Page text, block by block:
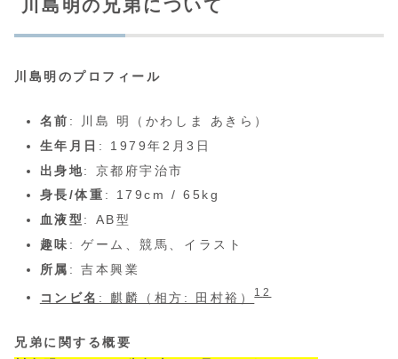
川島明の兄弟について
川島明のプロフィール
名前 : 川島 明（かわしま あきら）
生年月日 : 1979年2月3日
出身地: 京都府宇治市
身長/体重 : 179cm / 65kg
血液型 : AB型
趣味 : ゲーム、競馬、イラスト
所属 : 吉本興業
コンビ名 : 麒麟（相方: 田村裕）1 2
兄弟に関する概要